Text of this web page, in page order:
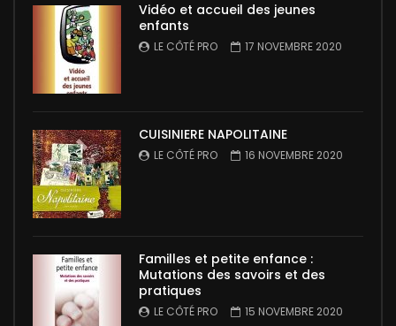
Vidéo et accueil des jeunes
enfants
LE CÔTÉ PRO 17 NOVEMBRE 2020
CUISINIERE NAPOLITAINE
LE CÔTÉ PRO 16 NOVEMBRE 2020
Familles et petite enfance :
Mutations des savoirs et des
pratiques
LE CÔTÉ PRO 15 NOVEMBRE 2020